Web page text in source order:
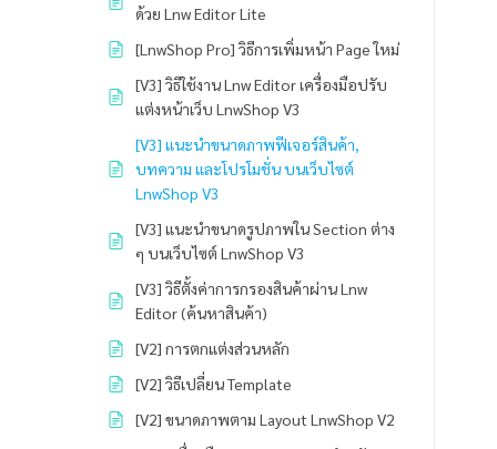
ด้วย Lnw Editor Lite
[LnwShop Pro] วิธีการเพิ่มหน้า Page ใหม่
[V3] วิธีใช้งาน Lnw Editor เครื่องมือปรับ
แต่งหน้าเว็บ LnwShop V3
[V3] แนะนำขนาดภาพฟีเจอร์สินค้า,
บทความ และโปรโมชั่น บนเว็บไซต์
LnwShop V3
[V3] แนะนำขนาดรูปภาพใน Section ต่าง
ๆ บนเว็บไซต์ LnwShop V3
[V3] วิธีตั้งค่าการกรองสินค้าผ่าน Lnw
Editor (ค้นหาสินค้า)
[V2] การตกแต่งส่วนหลัก
[V2] วิธีเปลี่ยน Template
[V2] ขนาดภาพตาม Layout LnwShop V2